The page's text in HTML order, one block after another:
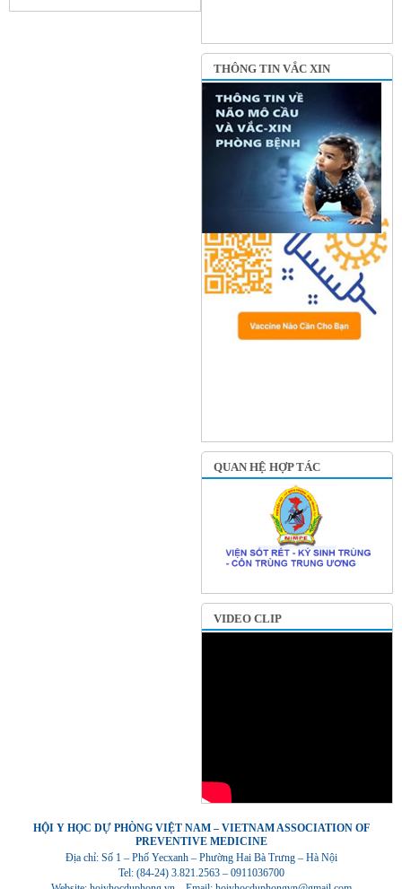
THÔNG TIN VẮC XIN
QUAN HỆ HỢP TÁC
VIDEO CLIP
HỘI Y HỌC DỰ PHÒNG VIỆT NAM – VIETNAM ASSOCIATION OF
PREVENTIVE MEDICINE
Địa chỉ: Số 1 – Phố Yecxanh – Phường Hai Bà Trưng – Hà Nội
Tel: (84-24) 3.821.2563 – 0911036700